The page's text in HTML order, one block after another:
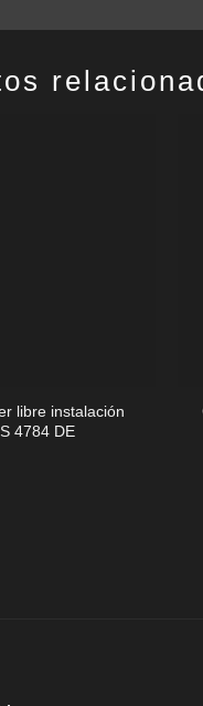
libre instalación
4784 DE